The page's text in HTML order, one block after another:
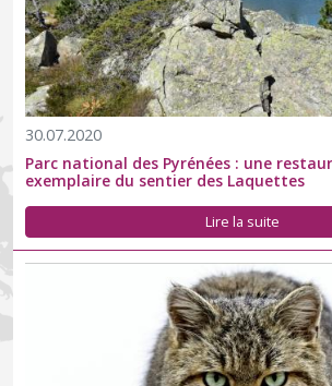
30.07.2020
Parc national des Pyrénées : une
exemplaire du sentier des Laquettes
Lire la suite